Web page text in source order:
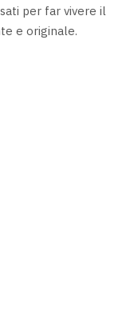
per far vivere il
e originale.